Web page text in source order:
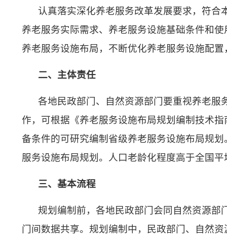
认真落实深化养老服务改革发展要求，符
养老服务实际需求、养老服务设施基础条件和
养老服务设施布局，不断优化养老服务设施配
二、主体责任
各地民政部门、自然资源部门要重视养老
作，可根据《养老服务设施布局规划编制技术
备条件的可研究编制省级养老服务设施布局规
服务设施布局规划。人口老龄化程度高于全国
三、基本流程
规划编制前，各地民政部门会同自然资源
门间数据共享。规划编制中，民政部门、自然